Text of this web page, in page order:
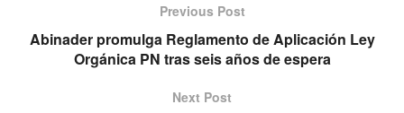
Previous Post
Abinader promulga Reglamento de Aplicación Ley
Orgánica PN tras seis años de espera
Next Post